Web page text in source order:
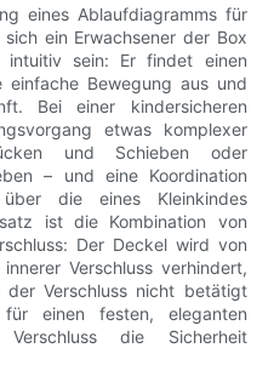
eines Ablaufdiagramms für
ein Erwachsener der Box
intuitiv sein: Er findet einen
einfache Bewegung aus und
Bei einer kindersicheren
etwas komplexer
und Schieben oder
– und eine Koordination
die eines Kleinkindes
ist die Kombination von
Der Deckel wird von
Verschluss verhindert,
Verschluss nicht betätigt
einen festen, eleganten
die Sicherheit